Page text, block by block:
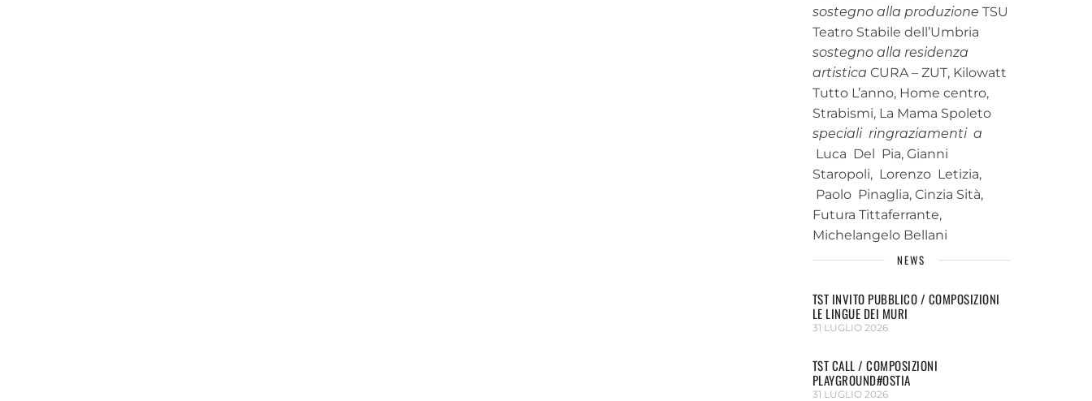
sostegno alla produzione TSU
Teatro Stabile dell’Umbria
sostegno alla residenza
artistica CURA – ZUT, Kilowatt
Tutto L’anno, Home centro,
Strabismi, La Mama Spoleto
speciali ringraziamenti a
Luca Del Pia, Gianni
Staropoli, Lorenzo Letizia,
Paolo Pinaglia, Cinzia Sità,
Futura Tittaferrante,
Michelangelo Bellani
NEWS
TST INVITO PUBBLICO / COMPOSIZIONI
LE LINGUE DEI MURI
31 LUGLIO 2026
TST CALL / COMPOSIZIONI
PLAYGROUND#OSTIA
31 LUGLIO 2026